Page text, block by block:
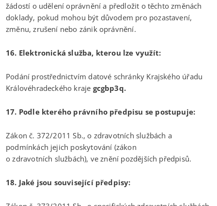
žádostí o udělení oprávnění a předložit o těchto změnách
doklady, pokud mohou být důvodem pro pozastavení,
změnu, zrušení nebo zánik oprávnění.
16. Elektronická služba, kterou lze využít:
Podání prostřednictvím datové schránky Krajského úřadu
Královéhradeckého kraje gcgbp3q.
17. Podle kterého právního předpisu se postupuje:
Zákon č. 372/2011 Sb., o zdravotních službách a
podmínkách jejich poskytování (zákon
o zdravotních službách), ve znění pozdějších předpisů.
18. Jaké jsou související předpisy: